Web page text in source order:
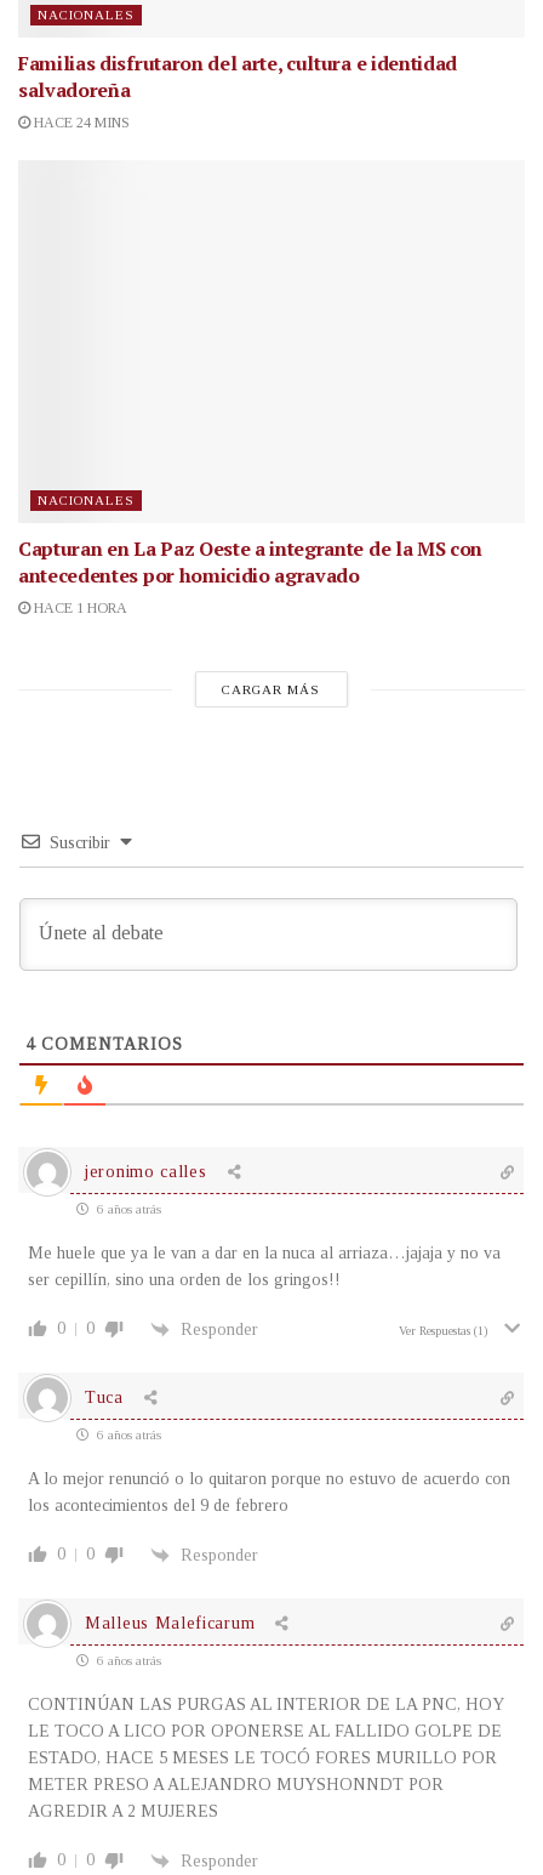
NACIONALES
Familias disfrutaron del arte, cultura e identidad
salvadoreña
HACE 24 MINS
NACIONALES
Capturan en La Paz Oeste a integrante de la MS con
antecedentes por homicidio agravado
HACE 1 HORA
CARGAR MÁS
Suscribir
4COMENTARIOS
jeronimo calles
6 años atrás
Me huele que ya le van a dar en la nuca al arriaza…jajaja y no va
ser cepillín, sino una orden de los gringos!!
0 0 Responder Ver Respuestas (1)
Tuca
6 años atrás
A lo mejor renunció o lo quitaron porque no estuvo de acuerdo con
los acontecimientos del 9 de febrero
0 0 Responder
Malleus Maleficarum
6 años atrás
CONTINÚAN LAS PURGAS AL INTERIOR DE LA PNC, HOY
LE TOCO A LICO POR OPONERSE AL FALLIDO GOLPE DE
ESTADO, HACE 5 MESES LE TOCÓ FORES MURILLO POR
METER PRESO A ALEJANDRO MUYSHONNDT POR
AGREDIR A 2 MUJERES
0 0 Responder